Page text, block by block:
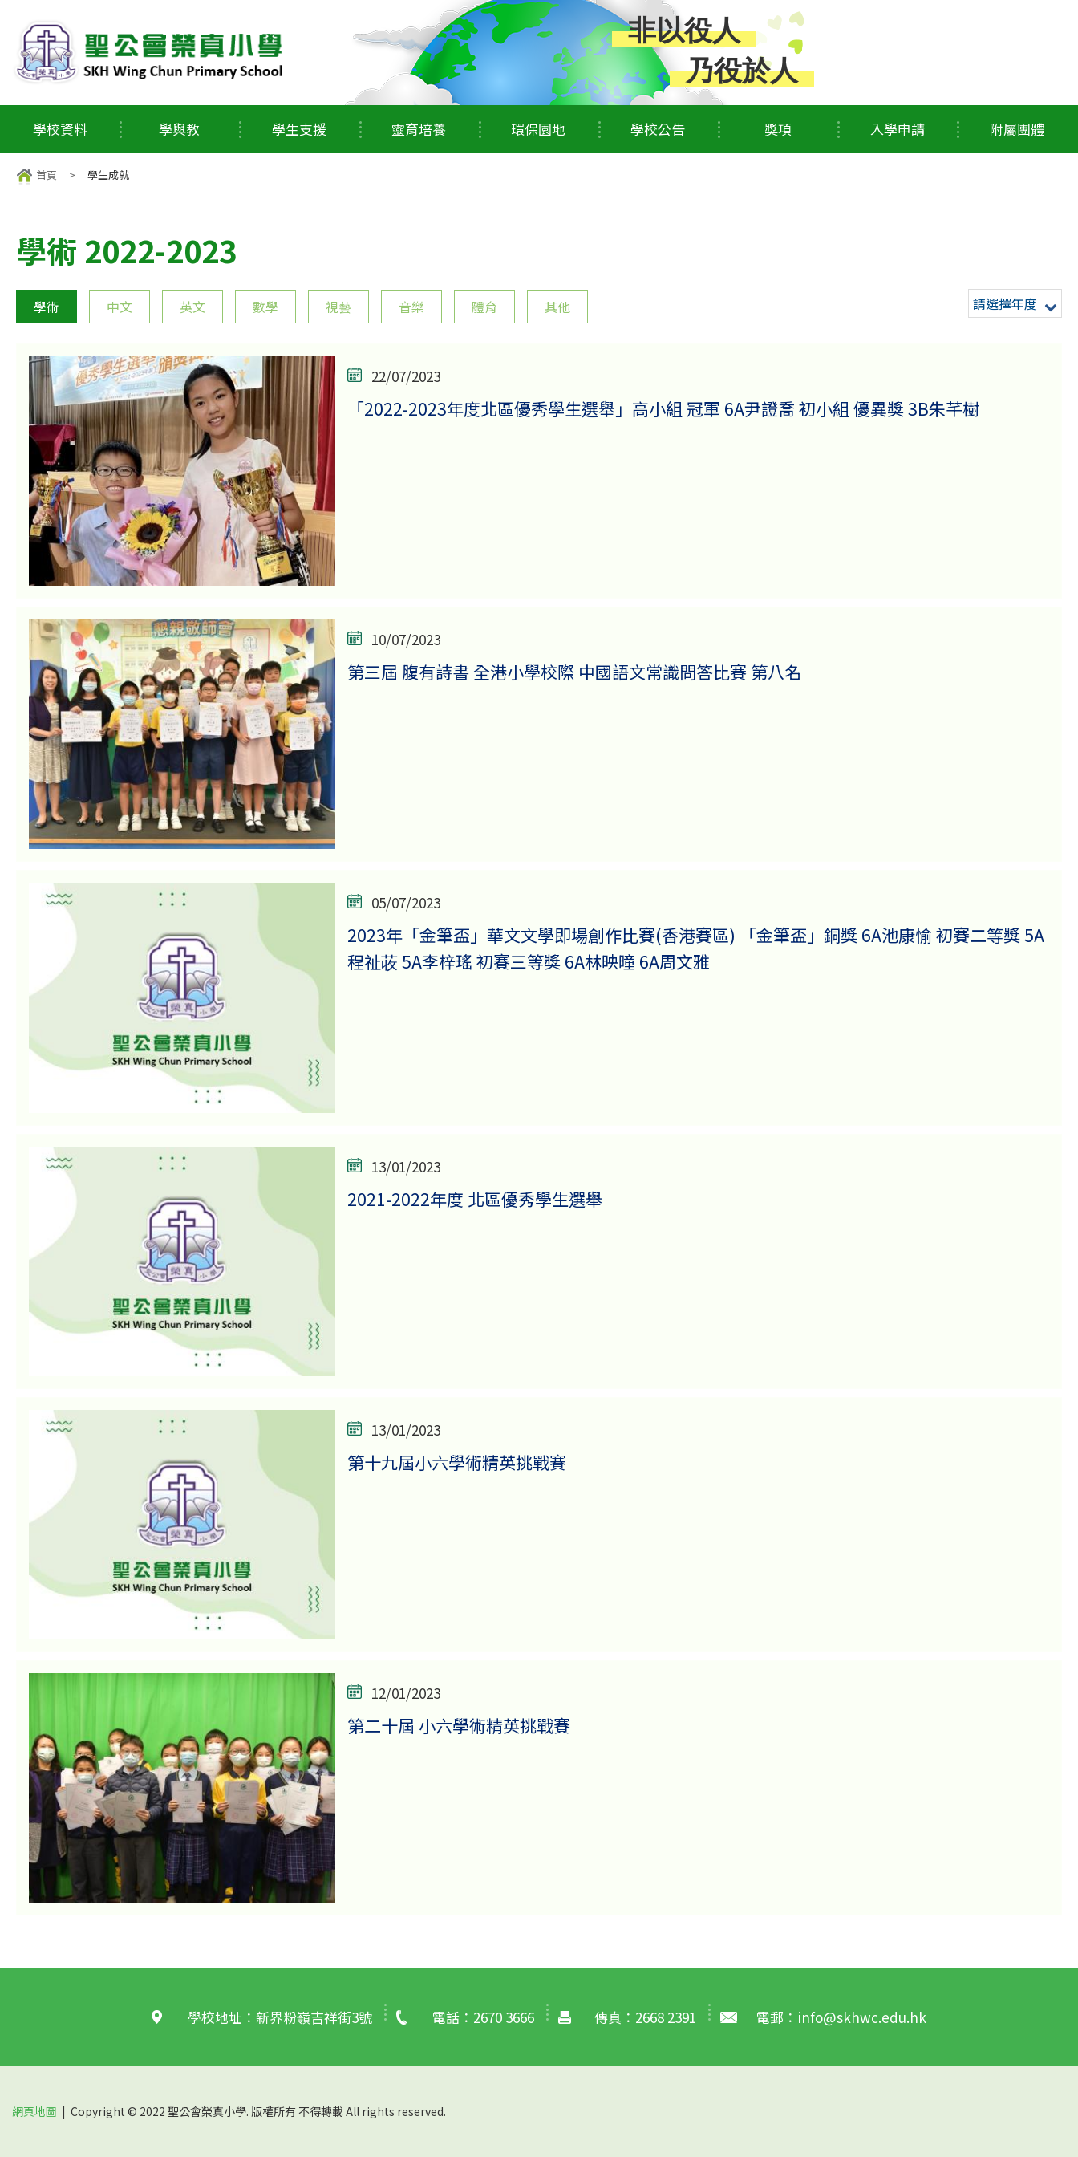
非以役人
乃役於人
學校資料 學與教 學生支援 靈育培養 環保園地 學校公告 獎項 入學申請 附屬團體
首頁 > 學生成就
學術 2022-2023
請選擇年度
學術 中文 英文 數學 視藝 音樂 體育 其他
22/07/2023
「2022-2023年度北區優秀學生選舉」高小組 冠軍 6A尹證喬 初小組 優異獎 3B朱芊樹
10/07/2023
第三屆 腹有詩書 全港小學校際 中國語文常識問答比賽 第八名
05/07/2023
2023年「金筆盃」華文文學即場創作比賽(香港賽區) 「金筆盃」銅獎 6A池康愉 初賽二等獎 5A
程祉荍 5A李梓瑤 初賽三等獎 6A林映曈 6A周文雅
13/01/2023
2021-2022年度 北區優秀學生選舉
13/01/2023
第十九屆小六學術精英挑戰賽
12/01/2023
第二十屆 小六學術精英挑戰賽
學校地址：新界粉嶺吉祥街3號 電話：2670 3666 傳真：2668 2391 電郵： info@skhwc.edu.hk
網頁地圖 | Copyright © 2022 聖公會榮真小學. 版權所有 不得轉載 All rights reserved.